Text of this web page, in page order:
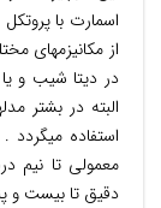
اسمارت با
از مکانیزمهای
در دیتا شیب و
البته در بشتر
استفاده
معمولی تا نیم
دقیق تا بیست و